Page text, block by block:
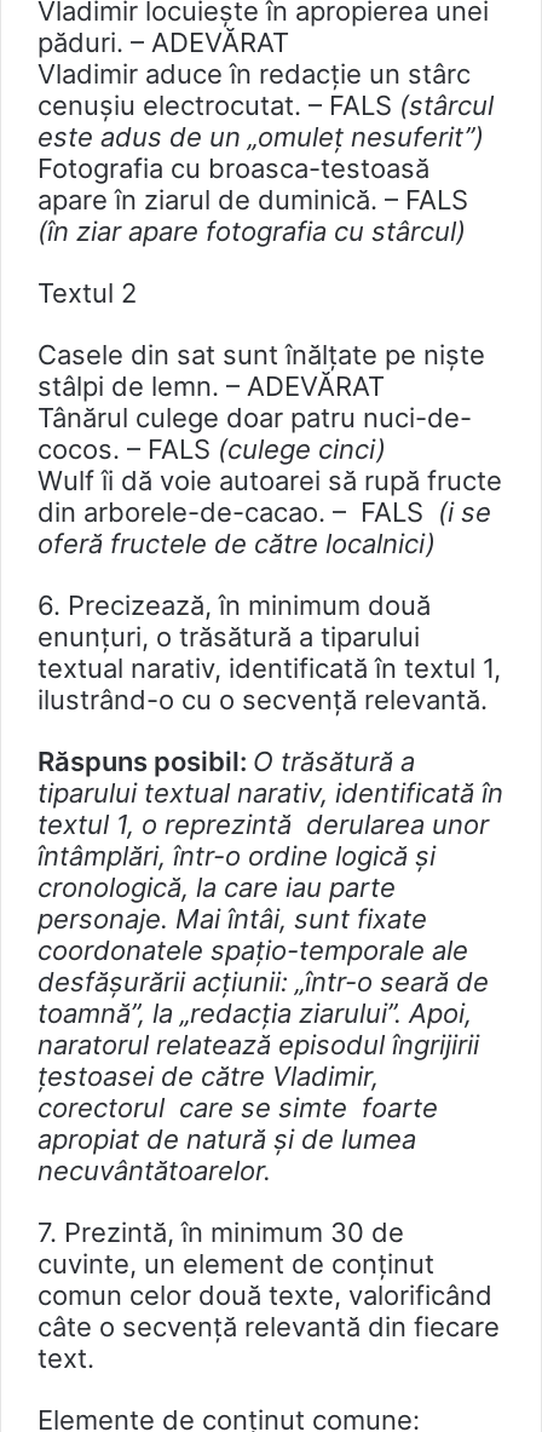
Vladimir locuieşte în apropierea unei
păduri. – ADEVĂRAT
Vladimir aduce în redacție un stârc
cenuşiu electrocutat. – FALS (stârcul
este adus de un „omuleț nesuferit”)
Fotografia cu broasca-testoasă
apare în ziarul de duminică. – FALS
(în ziar apare fotografia cu stârcul)
Textul 2
Casele din sat sunt înălţate pe nişte
stâlpi de lemn. – ADEVĂRAT
Tânărul culege doar patru nuci-de-
cocos. – FALS (culege cinci)
Wulf îi dă voie autoarei să rupă fructe
din arborele-de-cacao. – FALS (i se
oferă fructele de către localnici)
6. Precizează, în minimum două
enunțuri, o trăsătură a tiparului
textual narativ, identificată în textul 1,
ilustrând-o cu o secvență relevantă.
Răspuns posibil: O trăsătură a
tiparului textual narativ, identificată în
textul 1, o reprezintă derularea unor
întâmplări, într-o ordine logică și
cronologică, la care iau parte
personaje. Mai întâi, sunt fixate
coordonatele spațio-temporale ale
desfășurării acțiunii: „într-o seară de
toamnă”, la „redacția ziarului”. Apoi,
naratorul relatează episodul îngrijirii
țestoasei de către Vladimir,
corectorul care se simte foarte
apropiat de natură și de lumea
necuvântătoarelor.
7. Prezintă, în minimum 30 de
cuvinte, un element de conținut
comun celor două texte, valorificând
câte o secvență relevantă din fiecare
text.
Elemente de conținut comune: